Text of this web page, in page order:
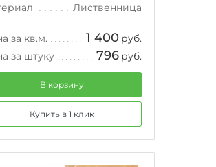
Лиственница
за кв.м. 1 400 руб.
за штуку
796 руб.
В корзину
Купить в 1 клик